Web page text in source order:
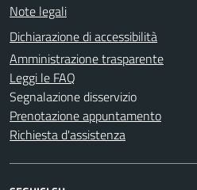
Note legali
Dichiarazione di accessibilità
Amministrazione trasparente
Leggi le FAQ
Segnalazione disservizio
Prenotazione appuntamento
Richiesta d'assistenza